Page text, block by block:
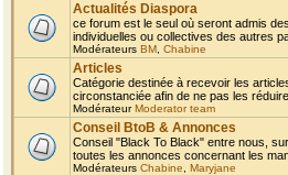
Actualités Diaspora
ce forum est le seul où seront admis
individuelles ou collectives des autres
Modérateurs BM Chabine
Articles
Catégorie destinée à recevoir les
circonstanciée afin de ne pas les
ModérateurModerator team
Conseil BtoB & Annonces
Conseil "Black To Black" entre nous,
toutes les annonces concernant les
Modérateurs Chabine Maryjane